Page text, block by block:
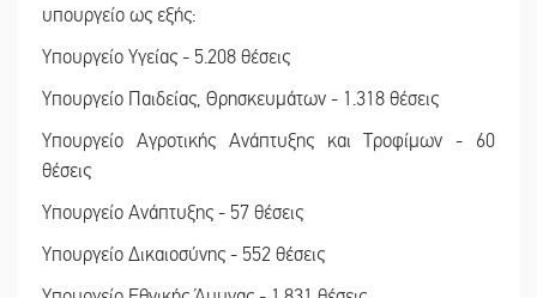
υπουργείο ως εξής:
Υπουργείο Υγείας - 5.208 θέσεις
Υπουργείο Παιδείας, Θρησκευμάτων - 1.318 θέσεις
Υπουργείο Αγροτικής Ανάπτυξης και Τροφίμων - 60
θέσεις
Υπουργείο Ανάπτυξης - 57 θέσεις
Υπουργείο Δικαιοσύνης - 552 θέσεις